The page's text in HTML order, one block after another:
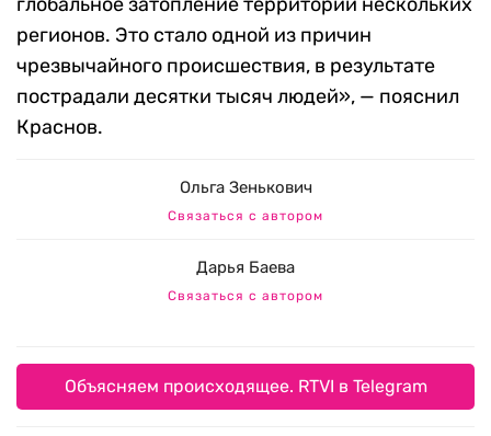
регионов. Это стало одной из причин
чрезвычайного происшествия, в результате
пострадали десятки тысяч людей», — пояснил
Краснов.
Ольга Зенькович
Связаться с автором
Дарья Баева
Связаться с автором
Объясняем происходящее. RTVI в Telegram